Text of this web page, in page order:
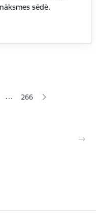
sēdē.
… 266